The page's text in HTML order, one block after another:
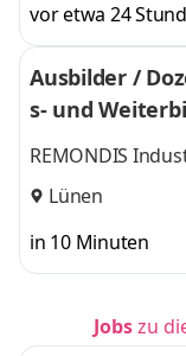
Wesel am Rhein,
Bielefeld, Unna,
Oberhausen,
vor etwa 24
Ausbilder /
s- und
REMONDIS
KGLünen
in 10 Minuten
Jobszu